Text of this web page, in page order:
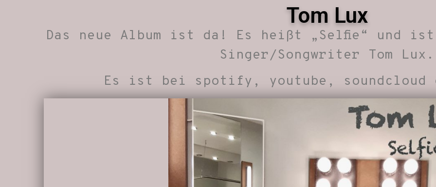
Tom Lux
Das neue Album ist da! Es heißt „Selfie“ und
Singer/Songwriter Tom Lux.
Es ist bei spotify, youtube, soundcloud